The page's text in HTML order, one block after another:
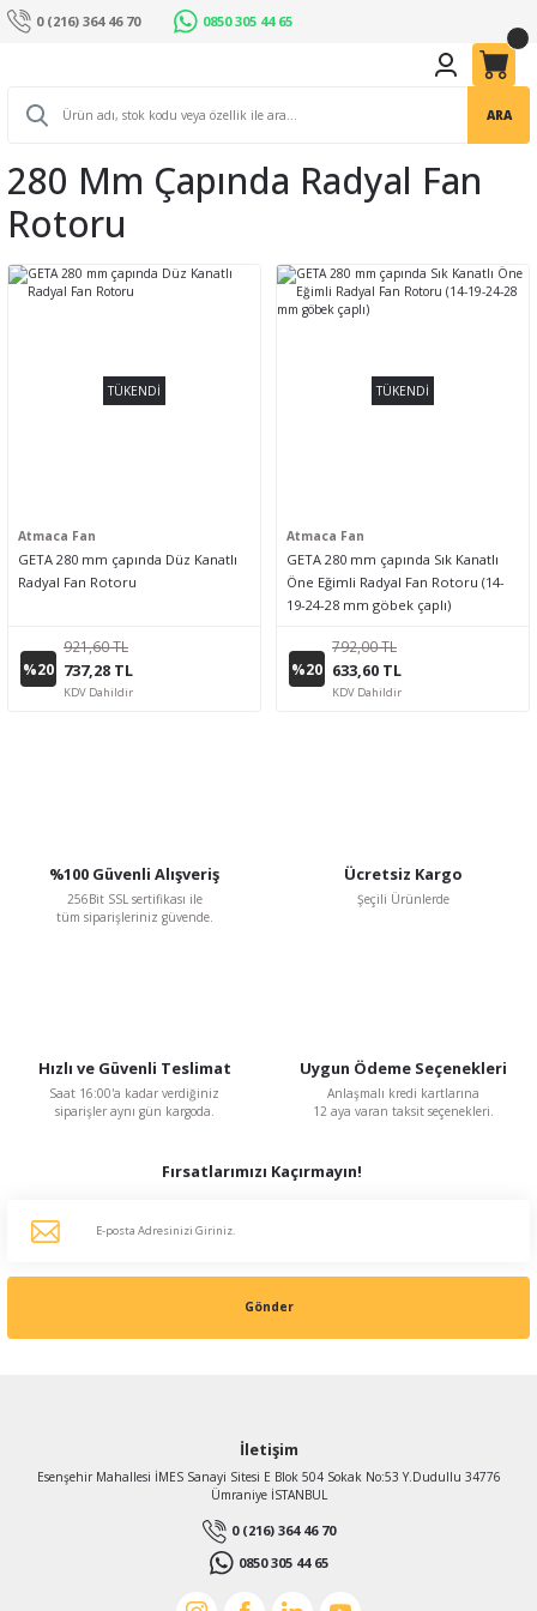
0 (216) 364 46 70 0850 305 44 65
ARA
280 Mm Çapında Radyal Fan
Rotoru
TÜKENDİ
Atmaca Fan
GETA 280 mm çapında Düz Kanatlı
Radyal Fan Rotoru
%20
921,60 TL
737,28 TL
KDV Dahildir
TÜKENDİ
Atmaca Fan
GETA 280 mm çapında Sık Kanatlı
Öne Eğimli Radyal Fan Rotoru (14-
19-24-28 mm göbek çaplı)
%20
792,00 TL
633,60 TL
KDV Dahildir
%100 Güvenli Alışveriş
256Bit SSL sertifikası ile
tüm siparişleriniz güvende.
Ücretsiz Kargo
Şeçili Ürünlerde
Hızlı ve Güvenli Teslimat
Saat 16:00'a kadar verdiğiniz
siparişler aynı gün kargoda.
Uygun Ödeme Seçenekleri
Anlaşmalı kredi kartlarına
12 aya varan taksit seçenekleri.
Fırsatlarımızı Kaçırmayın!
Gönder
İletişim
Esenşehir Mahallesi İMES Sanayi Sitesi E Blok 504 Sokak No:53 Y.Dudullu 34776
Ümraniye İSTANBUL
0 (216) 364 46 70
0850 305 44 65